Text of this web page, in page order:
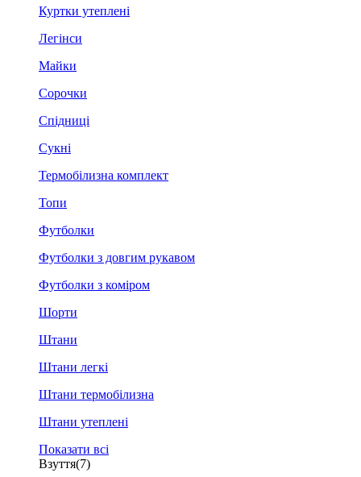
Куртки утеплені
Легінси
Майки
Сорочки
Спідниці
Сукні
Термобілизна комплект
Топи
Футболки
Футболки з довгим рукавом
Футболки з коміром
Шорти
Штани
Штани легкі
Штани термобілизна
Штани утеплені
Показати всі
Взуття(7)